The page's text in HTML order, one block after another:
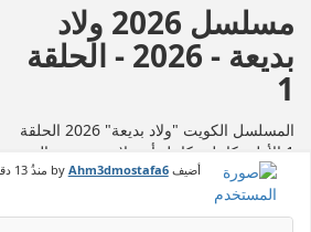
مسلسل 2026 ولاد
بديعة - 2026 - الحلقة
1
المسلسل الكويت "ولاد بديعة" 2026 الحلقة
1 الأولى كاملة بكامل أون لاين بجودة عالية
HD، عبر تليجرام وDailymotion، وأشهر
منصات المشاهدة مثل إيجي دراما، شاهد
VIP، أهواك، شاهد نت، فور يو، وegydead.
أضيف byAhm3dmostafa6 منذُ13 دقائق